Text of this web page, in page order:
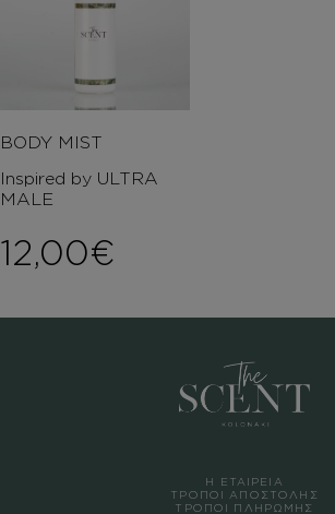
BODY MIST
Inspired by ULTRA
MALE
12,00€
Η ΕΤΑΙΡΕΙΑ
ΤΡΟΠΟΙ ΑΠΟΣΤΟΛΗΣ
ΤΡΟΠΟΙ ΠΛΗΡΩΜΗΣ